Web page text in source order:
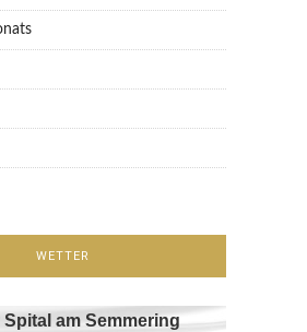
WETTER
Spital am Semmering